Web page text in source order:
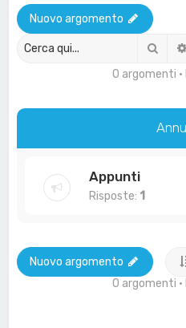
Nuovo argomento
Cerca
0 argomenti •
Appunti
Risposte: 1
Nuovo argomento
0 argomenti •